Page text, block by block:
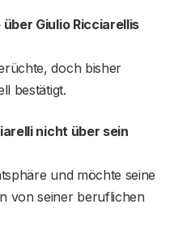
Giulio Ricciarellis
doch bisher
bestätigt.
nicht über sein
und möchte seine
von seiner beruflichen